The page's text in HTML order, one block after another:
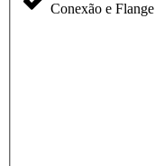
Conexão e Flange